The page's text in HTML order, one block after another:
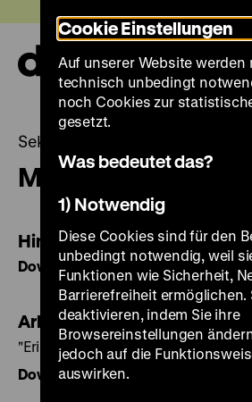
zum
Seiteninhalt
springen
Sekundarstufe II
Material für den
Hinweise für Lehrende
Download als PDF, 426 KB
Arbeitsbogen 1
"Erinnerungsobjekte"
Download als PDF, 249 KB
Cookie Einstellungen
Auf unserer Website werden
technisch unbedingt
noch Cookies zur
gesetzt.
Was bedeutet das?
1) Notwendig
Diese Cookies sind für den
unbedingt notwendig, weil
Funktionen wie Sicherheit,
Barrierefreiheit ermöglichen.
deaktivieren, indem Sie ihre
Browsereinstellungen
jedoch auf die
auswirken.